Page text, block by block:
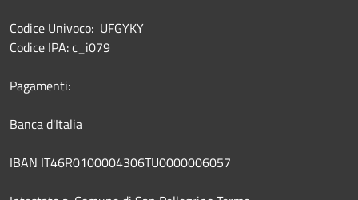
Codice Univoco: UFGYKY
Codice IPA: c_i079
Pagamenti:
Banca d'Italia
IBAN IT46R0100004306TU0000006057